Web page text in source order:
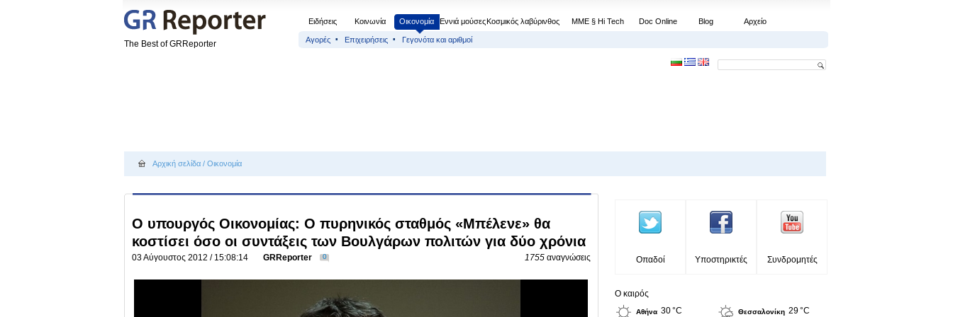
The Best of GRReporter
Ειδήσεις Κοινωνία Οικονομία Εννιά μούσεςΚοσμικός λαβύρινθος МΜΕ § Hi Tech Doc Online Blog Αρχείο
Αγορές Επιχειρήσεις Γεγονότα και αριθμοί
Αρχική σελίδα / Οικονομία
Ο υπουργός Οικονομίας: Ο πυρηνικός σταθμός «Μπέλενε» θα
κοστίσει όσο οι συντάξεις των Βουλγάρων πολιτών για δύο χρόνια
03 Αύγουστος 2012 / 15:08:14 GRReporter 0 1755 αναγνώσεις Οπαδοί Υποστηρικτές Συνδρομητές
Ο καιρός
Αθήνα 30 °C Θεσσαλονίκη 29 °C